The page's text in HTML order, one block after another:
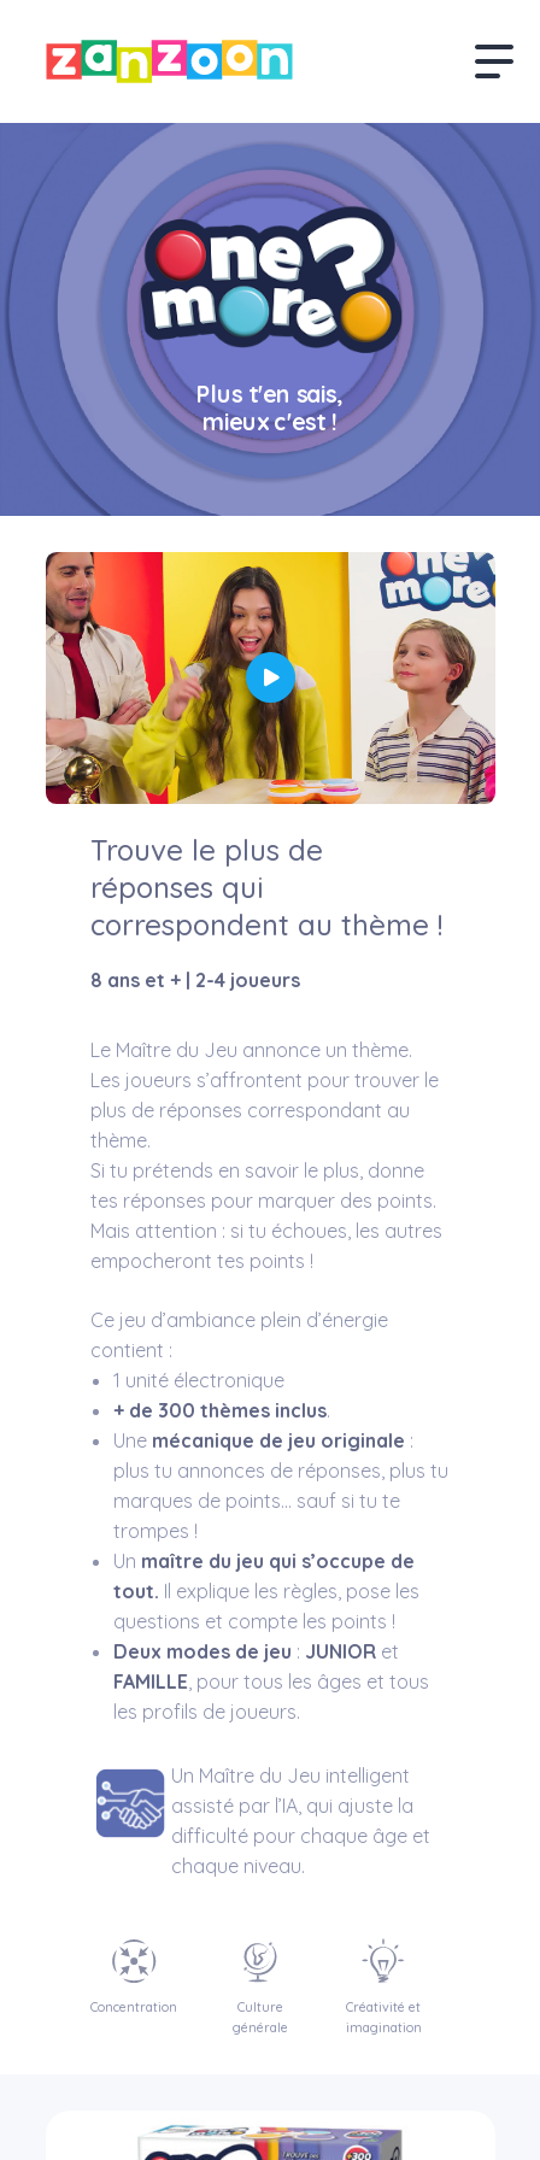
Plus t'en sais,
mieux c'est !
Trouve le plus de
réponses qui
correspondent au thème !
8 ans et + | 2-4 joueurs
Le Maître du Jeu annonce un thème.
Les joueurs s’affrontent pour trouver le
plus de réponses correspondant au
thème.
Si tu prétends en savoir le plus, donne
tes réponses pour marquer des points.
Mais attention : si tu échoues, les autres
empocheront tes points !
Ce jeu d’ambiance plein d’énergie
contient :
1 unité électronique
+ de 300 thèmes inclus.
Une mécanique de jeu originale :
plus tu annonces de réponses, plus tu
marques de points… sauf si tu te
trompes !
Un maître du jeu qui s’occupe de
tout. Il explique les règles, pose les
questions et compte les points !
Deux modes de jeu : JUNIOR et
FAMILLE , pour tous les âges et tous
les profils de joueurs.
Un Maître du Jeu intelligent
assisté par l’IA, qui ajuste la
difficulté pour chaque âge et
chaque niveau.
Concentration
Culture
générale
Créativité et
imagination